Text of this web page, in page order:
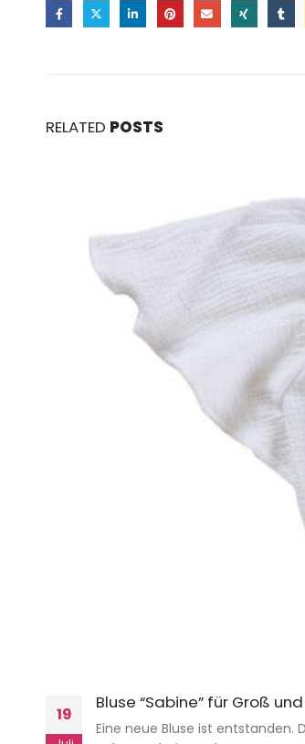
RELATED POSTS
19
Bluse “Sabine” für Groß
Eine neue Bluse ist entstanden.